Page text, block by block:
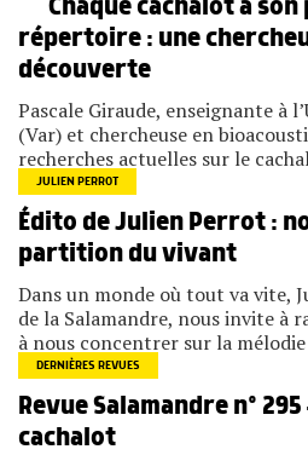
Chaque cachalot a
répertoire : une
découverte
Pascale Giraude, enseignante à
(Var) et chercheuse en
recherches actuelles sur le
JULIEN PERROT
Édito de Julien Perrot :
partition du vivant
Dans un monde où tout va vite,
de la Salamandre, nous invite à
à nous concentrer sur la
DERNIÈRES REVUES
Revue Salamandre n°
cachalot